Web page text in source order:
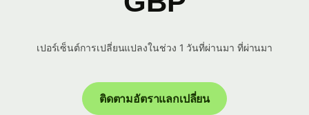
เปอร์เซ็นต์การเปลี่ยนแปลงในช่วง 1 วันที่ผ่านมา ที่ผ่านมา
ติดตามอัตราแลกเปลี่ยน